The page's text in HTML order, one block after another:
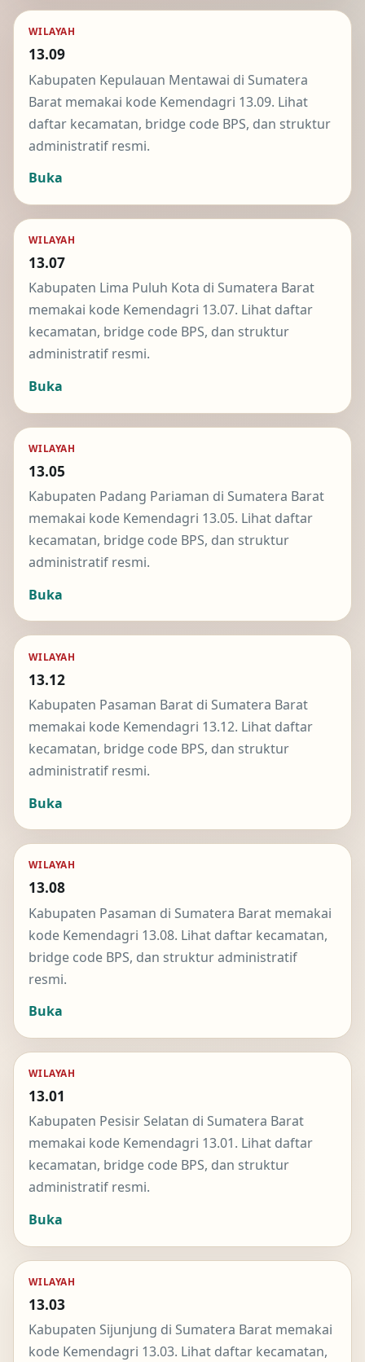
WILAYAH
13.09
Kabupaten Kepulauan Mentawai di Sumatera
Barat memakai kode Kemendagri 13.09. Lihat
daftar kecamatan, bridge code BPS, dan struktur
administratif resmi.
Buka
WILAYAH
13.07
Kabupaten Lima Puluh Kota di Sumatera Barat
memakai kode Kemendagri 13.07. Lihat daftar
kecamatan, bridge code BPS, dan struktur
administratif resmi.
Buka
WILAYAH
13.05
Kabupaten Padang Pariaman di Sumatera Barat
memakai kode Kemendagri 13.05. Lihat daftar
kecamatan, bridge code BPS, dan struktur
administratif resmi.
Buka
WILAYAH
13.12
Kabupaten Pasaman Barat di Sumatera Barat
memakai kode Kemendagri 13.12. Lihat daftar
kecamatan, bridge code BPS, dan struktur
administratif resmi.
Buka
WILAYAH
13.08
Kabupaten Pasaman di Sumatera Barat memakai
kode Kemendagri 13.08. Lihat daftar kecamatan,
bridge code BPS, dan struktur administratif
resmi.
Buka
WILAYAH
13.01
Kabupaten Pesisir Selatan di Sumatera Barat
memakai kode Kemendagri 13.01. Lihat daftar
kecamatan, bridge code BPS, dan struktur
administratif resmi.
Buka
WILAYAH
13.03
Kabupaten Sijunjung di Sumatera Barat memakai
kode Kemendagri 13.03. Lihat daftar kecamatan,